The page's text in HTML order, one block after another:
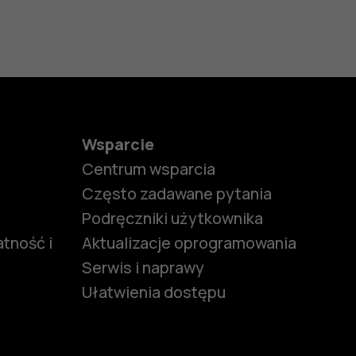
i
Wsparcie
Centrum wsparcia
Często zadawane pytania
Podręczniki użytkownika
Aktualizacje oprogramowania
Serwis i naprawy
Ułatwienia dostępu